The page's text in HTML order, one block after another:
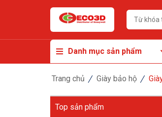
Danh mục sản phẩm
Trang chủ Giày bảo hộ
Top sản phẩm